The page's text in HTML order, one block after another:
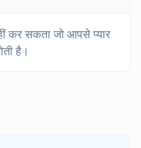
कर सकता जो आपसे प्यार
है।